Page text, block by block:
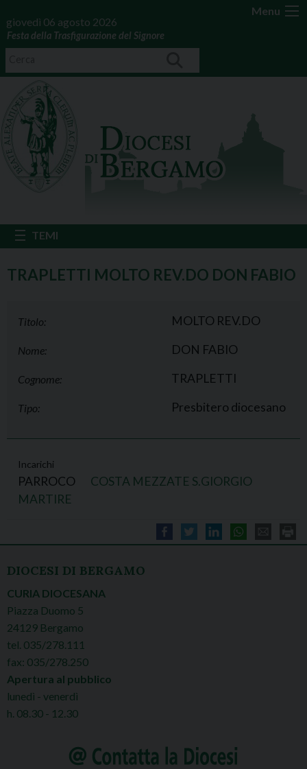
Menu
giovedì 06 agosto 2026
Festa della Trasfigurazione del Signore
TRAPLETTI MOLTO REV.DO DON FABIO
Titolo: MOLTO REV.DO
Nome: DON FABIO
Cognome: TRAPLETTI
Tipo: Presbitero diocesano
Incarichi
PARROCO
COSTA MEZZATE S.GIORGIO
MARTIRE
DIOCESI DI BERGAMO
CURIA DIOCESANA
Piazza Duomo 5
24129 Bergamo
tel. 035/278.111
fax: 035/278.250
Apertura al pubblico
lunedì - venerdì
h. 08.30 - 12.30